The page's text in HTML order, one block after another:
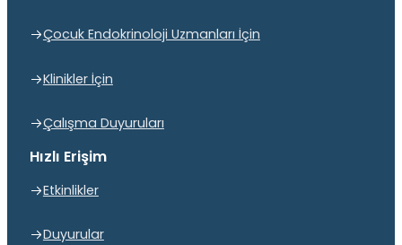
Çocuk Endokrinoloji Uzmanları İçin
Klinikler İçin
Çalışma Duyuruları
Hızlı Erişim
Etkinlikler
Duyurular